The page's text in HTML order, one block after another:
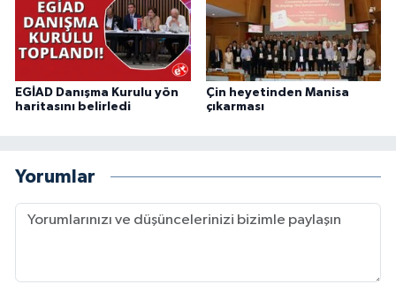
EGİAD Danışma Kurulu yön
haritasını belirledi
Çin heyetinden Manisa
çıkarması
Yorumlar